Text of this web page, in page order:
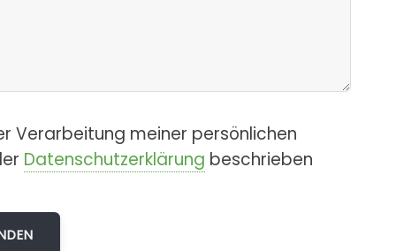
Verarbeitung meiner persönlichen
Datenschutzerklärung beschrieben